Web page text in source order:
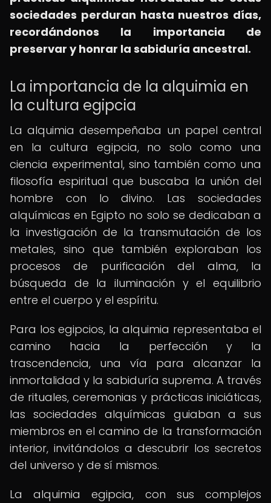
sociedades perduran hasta nuestros días,
recordándonos la importancia de
preservar y honrar la sabiduría ancestral.
La importancia de la alquimia en
la cultura egipcia
La alquimia desempeñaba un papel central
en la cultura egipcia, no solo como una
ciencia experimental, sino también como una
filosofía espiritual que buscaba la unión del
hombre con lo divino. Las sociedades
alquímicas en Egipto no solo se dedicaban a
la investigación de la transmutación de los
metales, sino que también exploraban los
procesos de purificación del alma, la
búsqueda de la iluminación y el equilibrio
entre el cuerpo y el espíritu.
Para los egipcios, la alquimia representaba el
camino hacia la perfección y la
trascendencia, una vía para alcanzar la
inmortalidad y la sabiduría suprema. A través
de rituales, ceremonias y prácticas iniciáticas,
las sociedades alquímicas guiaban a sus
miembros en el camino de la transformación
interior, invitándolos a descubrir los secretos
del universo y de sí mismos.
La alquimia egipcia, con sus complejos